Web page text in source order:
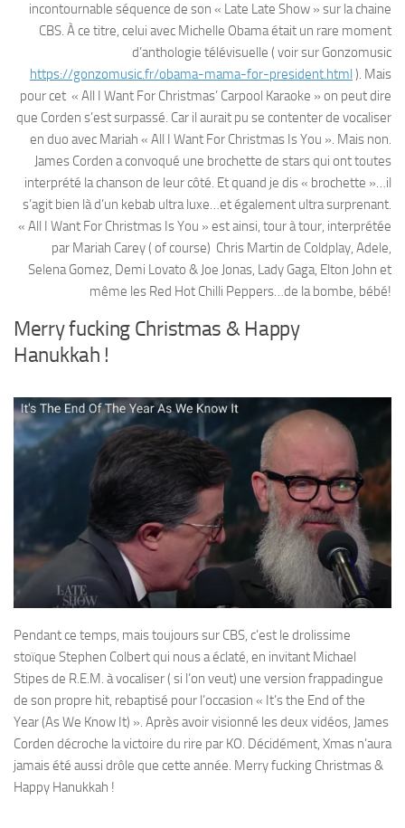
incontournable séquence de son « Late Late Show » sur la chaine
CBS. À ce titre, celui avec Michelle Obama était un rare moment
d’anthologie télévisuelle ( voir sur Gonzomusic
https://gonzomusic.fr/obama-mama-for-president.html ). Mais
pour cet « All I Want For Christmas’ Carpool Karaoke » on peut dire
que Corden s’est surpassé. Car il aurait pu se contenter de vocaliser
en duo avec Mariah « All I Want For Christmas Is You ». Mais non.
James Corden a convoqué une brochette de stars qui ont toutes
interprété la chanson de leur côté. Et quand je dis « brochette »…il
s’agit bien là d’un kebab ultra luxe…et également ultra surprenant.
« All I Want For Christmas Is You » est ainsi, tour à tour, interprétée
par Mariah Carey ( of course) Chris Martin de Coldplay, Adele,
Selena Gomez, Demi Lovato & Joe Jonas, Lady Gaga, Elton John et
même les Red Hot Chilli Peppers…de la bombe, bébé!
Merry fucking Christmas & Happy
Hanukkah !
Pendant ce temps, mais toujours sur CBS, c’est le drolissime
stoïque Stephen Colbert qui nous a éclaté, en invitant Michael
Stipes de R.E.M. à vocaliser ( si l’on veut) une version frappadingue
de son propre hit, rebaptisé pour l’occasion « It’s the End of the
Year (As We Know It) ». Après avoir visionné les deux vidéos, James
Corden décroche la victoire du rire par KO. Décidément, Xmas n’aura
jamais été aussi drôle que cette année. Merry fucking Christmas &
Happy Hanukkah !